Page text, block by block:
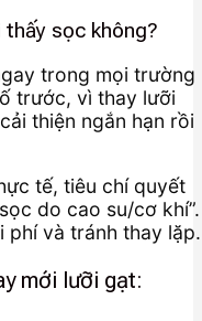
sọc không?
trong mọi trường
trước, vì thay lưỡi
thiện ngắn hạn rồi
tế, tiêu chí quyết
do cao su/cơ khí”.
phí và tránh thay lặp.
mới lưỡi gạt: